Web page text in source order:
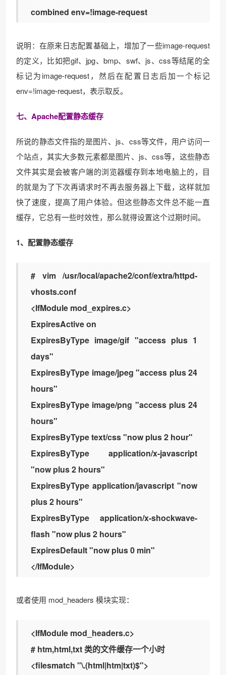
combined env=!image-request
说明：在原来日志配置基础上，增加了一些image-request
的定义，比如把gif、jpg、bmp、swf、js、css等结尾的全
标记为image-request，然后在配置日志后加一个标记
env=!image-request，表示取反。
七、Apache配置静态缓存
所说的静态文件指的是图片、js、css等文件，用户访问一
个站点，其实大多数元素都是图片、js、css等，这些静态
文件其实是会被客户端的浏览器缓存到本地电脑上的，目
的就是为了下次再请求时不再去服务器上下载，这样就加
快了速度，提高了用户体验。但这些静态文件总不能一直
缓存，它总有一些时效性，那么就得设置这个过期时间。
1、配置静态缓存
# vim /usr/local/apache2/conf/extra/httpd-
vhosts.conf
<IfModule mod_expires.c>
ExpiresActive on
ExpiresByType image/gif "access plus 1
days"
ExpiresByType image/jpeg "access plus 24
hours"
ExpiresByType image/png "access plus 24
hours"
ExpiresByType text/css "now plus 2 hour"
ExpiresByType application/x-javascript
"now plus 2 hours"
ExpiresByType application/javascript "now
plus 2 hours"
ExpiresByType application/x-shockwave-
flash "now plus 2 hours"
ExpiresDefault "now plus 0 min"
</IfModule>
或者使用 mod_headers 模块实现：
<IfModule mod_headers.c>
# htm,html,txt 类的文件缓存一个小时
<filesmatch "\.(html|htm|txt)$">